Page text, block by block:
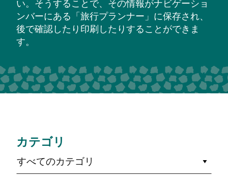
い。そうすることで、その情報がナビゲーショ
ンバーにある「旅行プランナー」に保存され、
後で確認したり印刷したりすることができま
す。
カテゴリ
すべてのカテゴリ